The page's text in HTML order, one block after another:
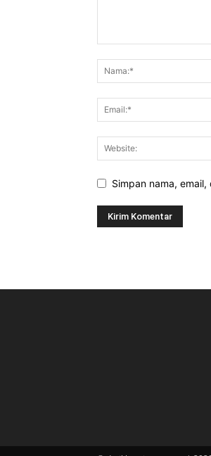
Simpan nama,